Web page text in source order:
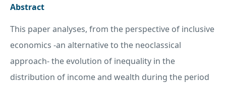
Abstract
This paper analyses, from the perspective of inclusive
economics -an alternative to the neoclassical
approach- the evolution of inequality in the
distribution of income and wealth during the period